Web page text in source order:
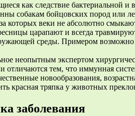
как следствие бактериальной и
собакам бойцовских пород или
которых веки не абсолютно
царапают и всегда
среды. Примером возможно
неопытным экспертом
тем, что иммунная
новообразования,
красная тряпка у животных
заболевания